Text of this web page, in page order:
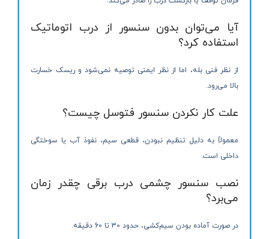
آیا می‌توان بدون سنسور از درب اتوماتیک
استفاده کرد؟
از نظر فنی بله، اما از نظر ایمنی توصیه نمی‌شود و ریسک خسارت
بالا می‌رود.
علت کار نکردن سنسور فتوسل چیست؟
معمولاً به دلیل تنظیم نبودن، قطعی سیم، نفوذ آب یا سوختگی
داخلی است.
نصب سنسور چشمی درب برقی چقدر زمان
می‌برد؟
در صورت آماده بودن سیم‌کشی، حدود 30 تا 60 دقیقه.